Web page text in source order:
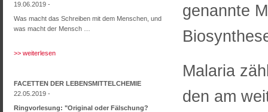
19.06.2019 -
Was macht das Schreiben mit dem Menschen, und
was macht der Mensch …
>> weiterlesen
FACETTEN DER LEBENSMITTELCHEMIE
22.05.2019 -
Ringvorlesung: "Original oder Fälschung?
genannte
Malaria
den am